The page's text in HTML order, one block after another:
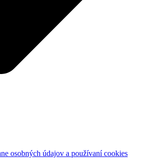
osobných údajov a používaní cookies